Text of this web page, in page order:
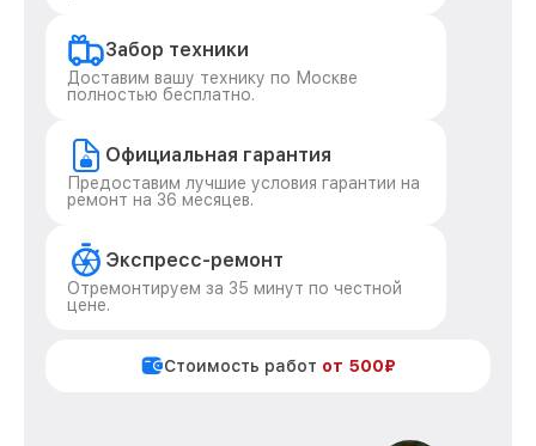
Забор техники
Доставим вашу технику по Москве
полностью бесплатно.
Официальная гарантия
Предоставим лучшие условия гарантии на
ремонт на 36 месяцев.
Экспресс-ремонт
Отремонтируем за 35 минут по честной
цене.
Стоимость работ от 500₽